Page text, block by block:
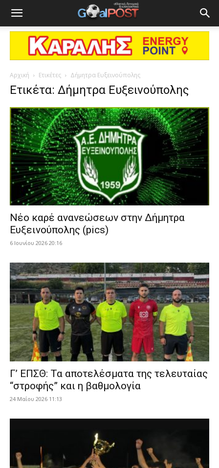
Αρχική Ετικέτες Δήμητρα Ευξεινούπολης
Ετικέτα: Δήμητρα Ευξεινούπολης
Νέο καρέ ανανεώσεων στην Δήμητρα
Ευξεινούπολης (pics)
6 Ιουνίου 2026 20:16
Γ’ ΕΠΣΘ: Τα αποτελέσματα της τελευταίας
“στροφής” και η βαθμολογία
24 Μαΐου 2026 11:13